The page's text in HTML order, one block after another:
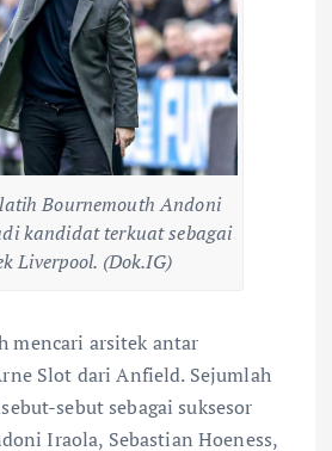
Bournemouth Andoni
kandidat terkuat sebagai
Liverpool. (Dok.IG)
mencari arsitek antar
Slot dari Anfield. Sejumlah
sebut sebagai suksesor
Iraola, Sebastian Hoeness,